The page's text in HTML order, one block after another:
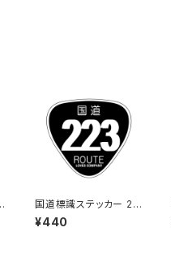
国道標識ステッカー 22
3号線（ブラック）
¥440